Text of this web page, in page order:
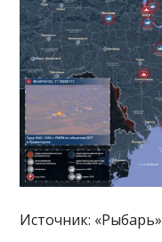
Источник: «Рыбарь»